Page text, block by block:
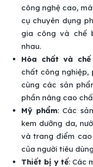
công nghệ cao,
cụ chuyên dụng
gia công và chế
nhau.
Hóa chất và chế
chất công nghiệp,
cùng các sản
phần nâng cao
Mỹ phẩm: Các
kem dưỡng da,
và trang điểm
của người tiêu
Thiết bị y tế: Các